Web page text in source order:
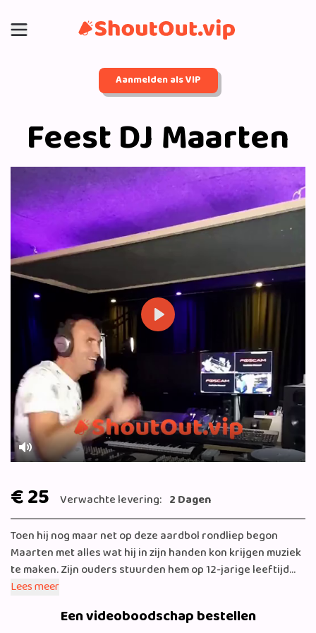
Aanmelden als VIP
Feest DJ Maarten
Mute
Play
€ 25 Verwachte levering: 2 Dagen
Toen hij nog maar net op deze aardbol rondliep begon
Maarten met alles wat hij in zijn handen kon krijgen muziek
te maken. Zijn ouders stuurden hem op 12-jarige leeftijd
naar de muziekschool in Beverwijk en vanaf dat moment
radiostation in de muziekschool aanwezig, en kleine
Lees meer
Een videoboodschap bestellen